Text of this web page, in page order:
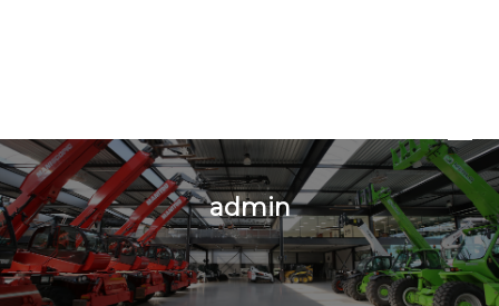
admin